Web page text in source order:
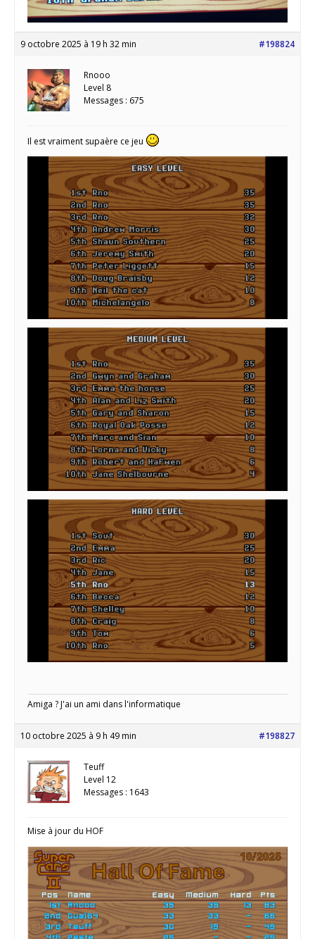
9 octobre 2025 à 19 h 32 min #198824
Rnooo
Level 8
Messages : 675
Il est vraiment supaère ce jeu
Amiga ? J'ai un ami dans l'informatique
10 octobre 2025 à 9 h 49 min #198827
Teuff
Level 12
Messages : 1643
Mise à jour du HOF